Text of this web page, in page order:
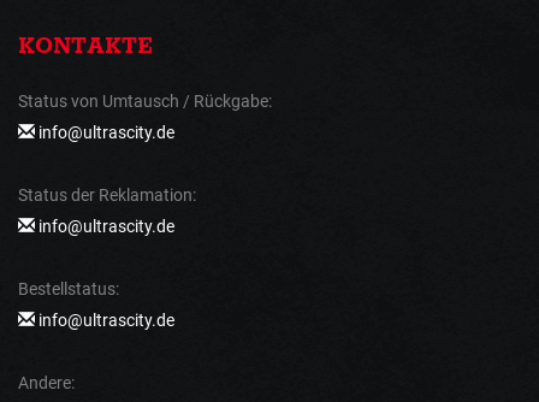
KONTAKTE
Status von Umtausch / Rückgabe:
info@ultrascity.de
Status der Reklamation:
info@ultrascity.de
Bestellstatus:
info@ultrascity.de
Andere: